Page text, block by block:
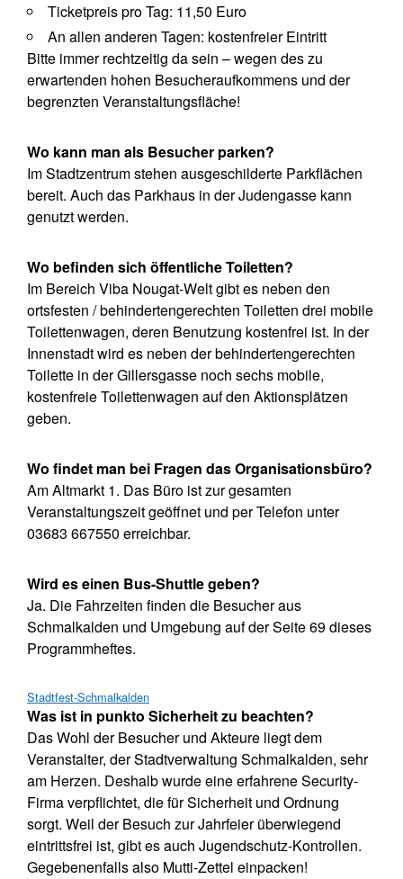
Ticketpreis pro Tag: 11,50 Euro
An allen anderen Tagen: kostenfreier Eintritt
Bitte immer rechtzeitig da sein – wegen des zu
erwartenden hohen Besucheraufkommens und der
begrenzten Veranstaltungsfläche!
Wo kann man als Besucher parken?
Im Stadtzentrum stehen ausgeschilderte Parkflächen
bereit. Auch das Parkhaus in der Judengasse kann
genutzt werden.
Wo befinden sich öffentliche Toiletten?
Im Bereich Viba Nougat-Welt gibt es neben den
ortsfesten / behindertengerechten Toiletten drei mobile
Toilettenwagen, deren Benutzung kostenfrei ist. In der
Innenstadt wird es neben der behindertengerechten
Toilette in der Gillersgasse noch sechs mobile,
kostenfreie Toilettenwagen auf den Aktionsplätzen
geben.
Wo findet man bei Fragen das Organisationsbüro?
Am Altmarkt 1. Das Büro ist zur gesamten
Veranstaltungszeit geöffnet und per Telefon unter
03683 667550 erreichbar.
Wird es einen Bus-Shuttle geben?
Ja. Die Fahrzeiten finden die Besucher aus
Schmalkalden und Umgebung auf der Seite 69 dieses
Programmheftes.
Stadtfest-Schmalkalden
Was ist in punkto Sicherheit zu beachten?
Das Wohl der Besucher und Akteure liegt dem
Veranstalter, der Stadtverwaltung Schmalkalden, sehr
am Herzen. Deshalb wurde eine erfahrene Security-
Firma verpflichtet, die für Sicherheit und Ordnung
sorgt. Weil der Besuch zur Jahrfeier überwiegend
eintrittsfrei ist, gibt es auch Jugendschutz-Kontrollen.
Gegebenenfalls also Mutti-Zettel einpacken!